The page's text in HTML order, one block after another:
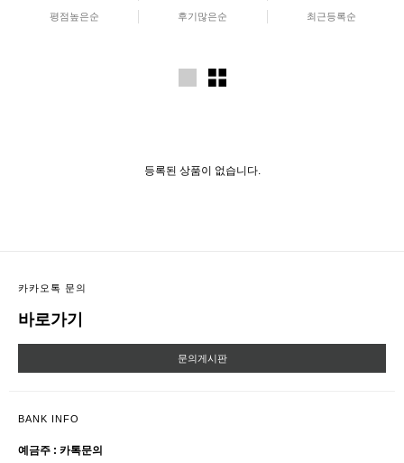
평점높은순 후기많은순 최근등록순
등록된 상품이 없습니다.
카카오톡 문의
바로가기
문의게시판
BANK INFO
예금주 : 카톡문의